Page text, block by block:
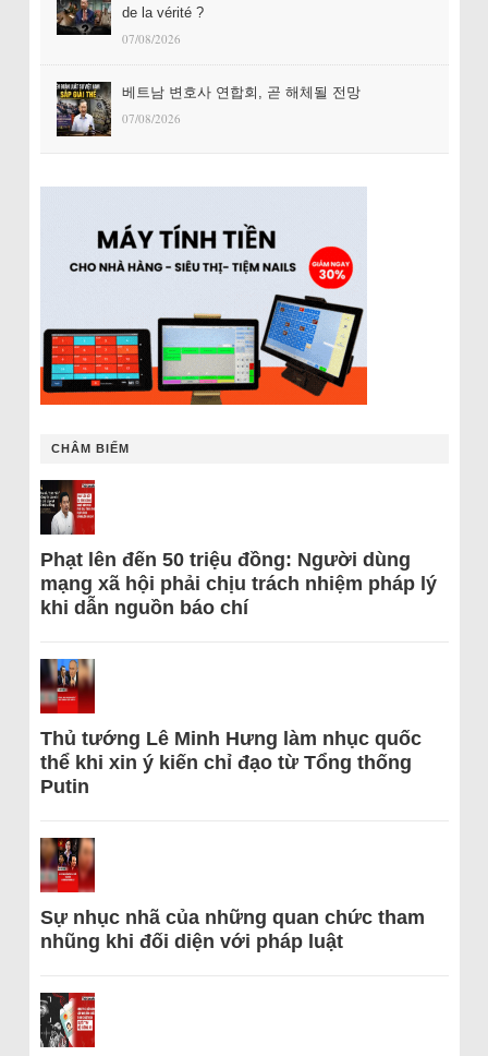
de la vérité ?
07/08/2026
베트남 변호사 연합회, 곧 해체될 전망
07/08/2026
CHÂM BIẾM
Phạt lên đến 50 triệu đồng: Người dùng
mạng xã hội phải chịu trách nhiệm pháp lý
khi dẫn nguồn báo chí
Thủ tướng Lê Minh Hưng làm nhục quốc
thể khi xin ý kiến chỉ đạo từ Tổng thống
Putin
Sự nhục nhã của những quan chức tham
nhũng khi đối diện với pháp luật